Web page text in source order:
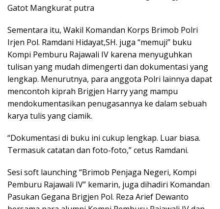
Gatot Mangkurat putra
Sementara itu, Wakil Komandan Korps Brimob Polri
Irjen Pol. Ramdani Hidayat,SH. juga “memuji” buku
Kompi Pemburu Rajawali IV karena menyuguhkan
tulisan yang mudah dimengerti dan dokumentasi yang
lengkap. Menurutnya, para anggota Polri lainnya dapat
mencontoh kiprah Brigjen Harry yang mampu
mendokumentasikan penugasannya ke dalam sebuah
karya tulis yang ciamik.
“Dokumentasi di buku ini cukup lengkap. Luar biasa.
Termasuk catatan dan foto-foto,” cetus Ramdani.
Sesi soft launching “Brimob Penjaga Negeri, Kompi
Pemburu Rajawali IV” kemarin, juga dihadiri Komandan
Pasukan Gegana Brigjen Pol. Reza Arief Dewanto